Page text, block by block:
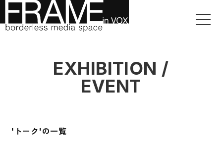
EXHIBITION /
EVENT
'トーク'の一覧